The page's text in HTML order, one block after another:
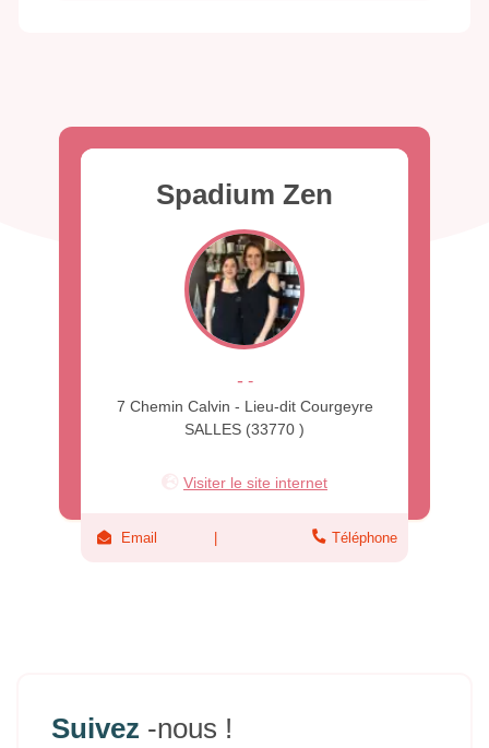
Spadium Zen
--
7 Chemin Calvin - Lieu-dit Courgeyre
SALLES (33770 )
Visiter le site internet
Email Téléphone
Suivez -nous !